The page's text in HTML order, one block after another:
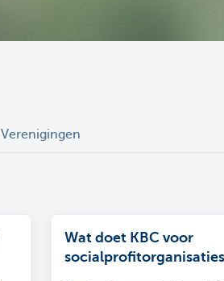
Verenigingen
Wat doet KBC voor